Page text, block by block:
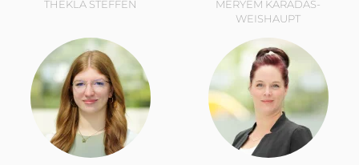
THEKLA STEFFEN
MERYEM KARADAS-
WEISHAUPT